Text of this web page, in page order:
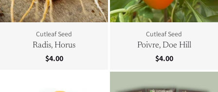
Cutleaf Seed
Radis, Horus
$4.00
Cutleaf Seed
Poivre, Doe Hill
$4.00